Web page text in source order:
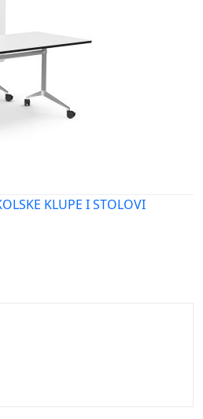
KLUPE I STOLOVI